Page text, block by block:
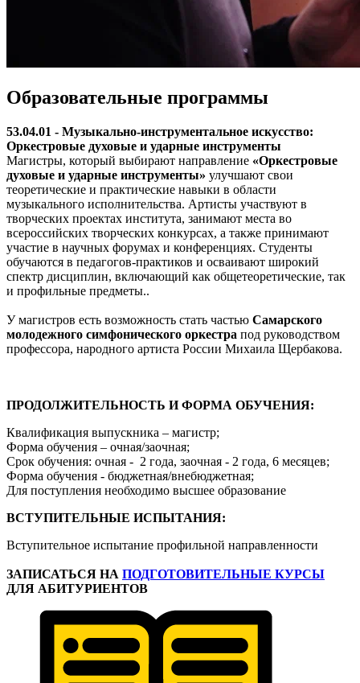
Образовательные программы
53.04.01 - Музыкально-инструментальное искусство:
Оркестровые духовые и ударные инструменты
Магистры, который выбирают направление «Оркестровые
духовые и ударные инструменты» улучшают свои
теоретические и практические навыки в области
музыкального исполнительства. Артисты участвуют в
творческих проектах института, занимают места во
всероссийских творческих конкурсах, а также принимают
участие в научных форумах и конференциях. Студенты
обучаются в педагогов-практиков и осваивают широкий
спектр дисциплин, включающий как общетеоретические, так
и профильные предметы..
У магистров есть возможность стать частью Самарского
молодежного симфонического оркестра под руководством
профессора, народного артиста России Михаила Щербакова.
ПРОДОЛЖИТЕЛЬНОСТЬ И ФОРМА ОБУЧЕНИЯ:
Квалификация выпускника – магистр;
Форма обучения – очная/заочная;
Срок обучения: очная - 2 года, заочная - 2 года, 6 месяцев;
Форма обучения - бюджетная/внебюджетная;
Для поступления необходимо высшее образование
ВСТУПИТЕЛЬНЫЕ ИСПЫТАНИЯ:
Вступительное испытание профильной направленности
ЗАПИСАТЬСЯ НА ПОДГОТОВИТЕЛЬНЫЕ КУРСЫ
ДЛЯ АБИТУРИЕНТОВ